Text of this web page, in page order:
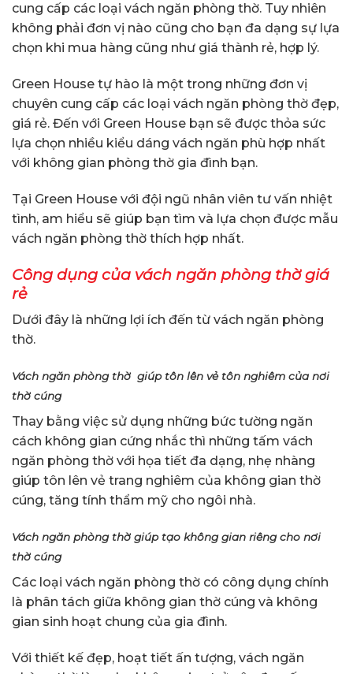
cung cấp các loại vách ngăn phòng thờ. Tuy nhiên
không phải đơn vị nào cũng cho bạn đa dạng sự lựa
chọn khi mua hàng cũng như giá thành rẻ, hợp lý.
Green House tự hào là một trong những đơn vị
chuyên cung cấp các loại vách ngăn phòng thờ đẹp,
giá rẻ. Đến với Green House bạn sẽ được thỏa sức
lựa chọn nhiều kiểu dáng vách ngăn phù hợp nhất
với không gian phòng thờ gia đình bạn.
Tại Green House với đội ngũ nhân viên tư vấn nhiệt
tình, am hiểu sẽ giúp bạn tìm và lựa chọn được mẫu
vách ngăn phòng thờ thích hợp nhất.
Công dụng của vách ngăn phòng thờ giá
rẻ
Dưới đây là những lợi ích đến từ vách ngăn phòng
thờ.
Vách ngăn phòng thờ giúp tôn lên vẻ tôn nghiêm của nơi
thờ cúng
Thay bằng việc sử dụng những bức tường ngăn
cách không gian cứng nhắc thì những tấm vách
ngăn phòng thờ với họa tiết đa dạng, nhẹ nhàng
giúp tôn lên vẻ trang nghiêm của không gian thờ
cúng, tăng tính thẩm mỹ cho ngôi nhà.
Vách ngăn phòng thờ giúp tạo không gian riêng cho nơi
thờ cúng
Các loại vách ngăn phòng thờ có công dụng chính
là phân tách giữa không gian thờ cúng và không
gian sinh hoạt chung của gia đình.
Với thiết kế đẹp, hoạt tiết ấn tượng, vách ngăn